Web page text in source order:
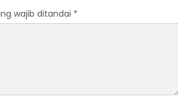
wajib ditandai *